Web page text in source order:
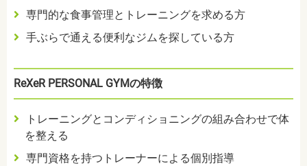
専門的な食事管理とトレーニングを求める方
手ぶらで通える便利なジムを探している方
ReXeR PERSONAL GYMの特徴
トレーニングとコンディショニングの組み合わせで体
を整える
専門資格を持つトレーナーによる個別指導